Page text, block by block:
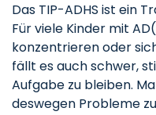
Das TIP-ADHS ist ein
Für viele Kinder mit
konzentrieren oder
fällt es auch schwer,
Aufgabe zu bleiben.
deswegen Probleme